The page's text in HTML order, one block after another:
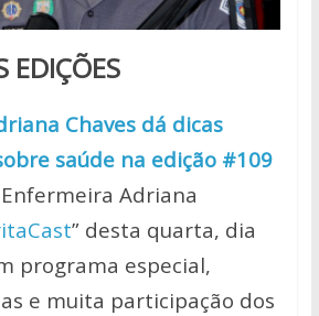
EDIÇÕES
Chaves dá dicas
saúde na edição #109
Adriana
” desta quarta, dia
programa especial,
e muita participação dos